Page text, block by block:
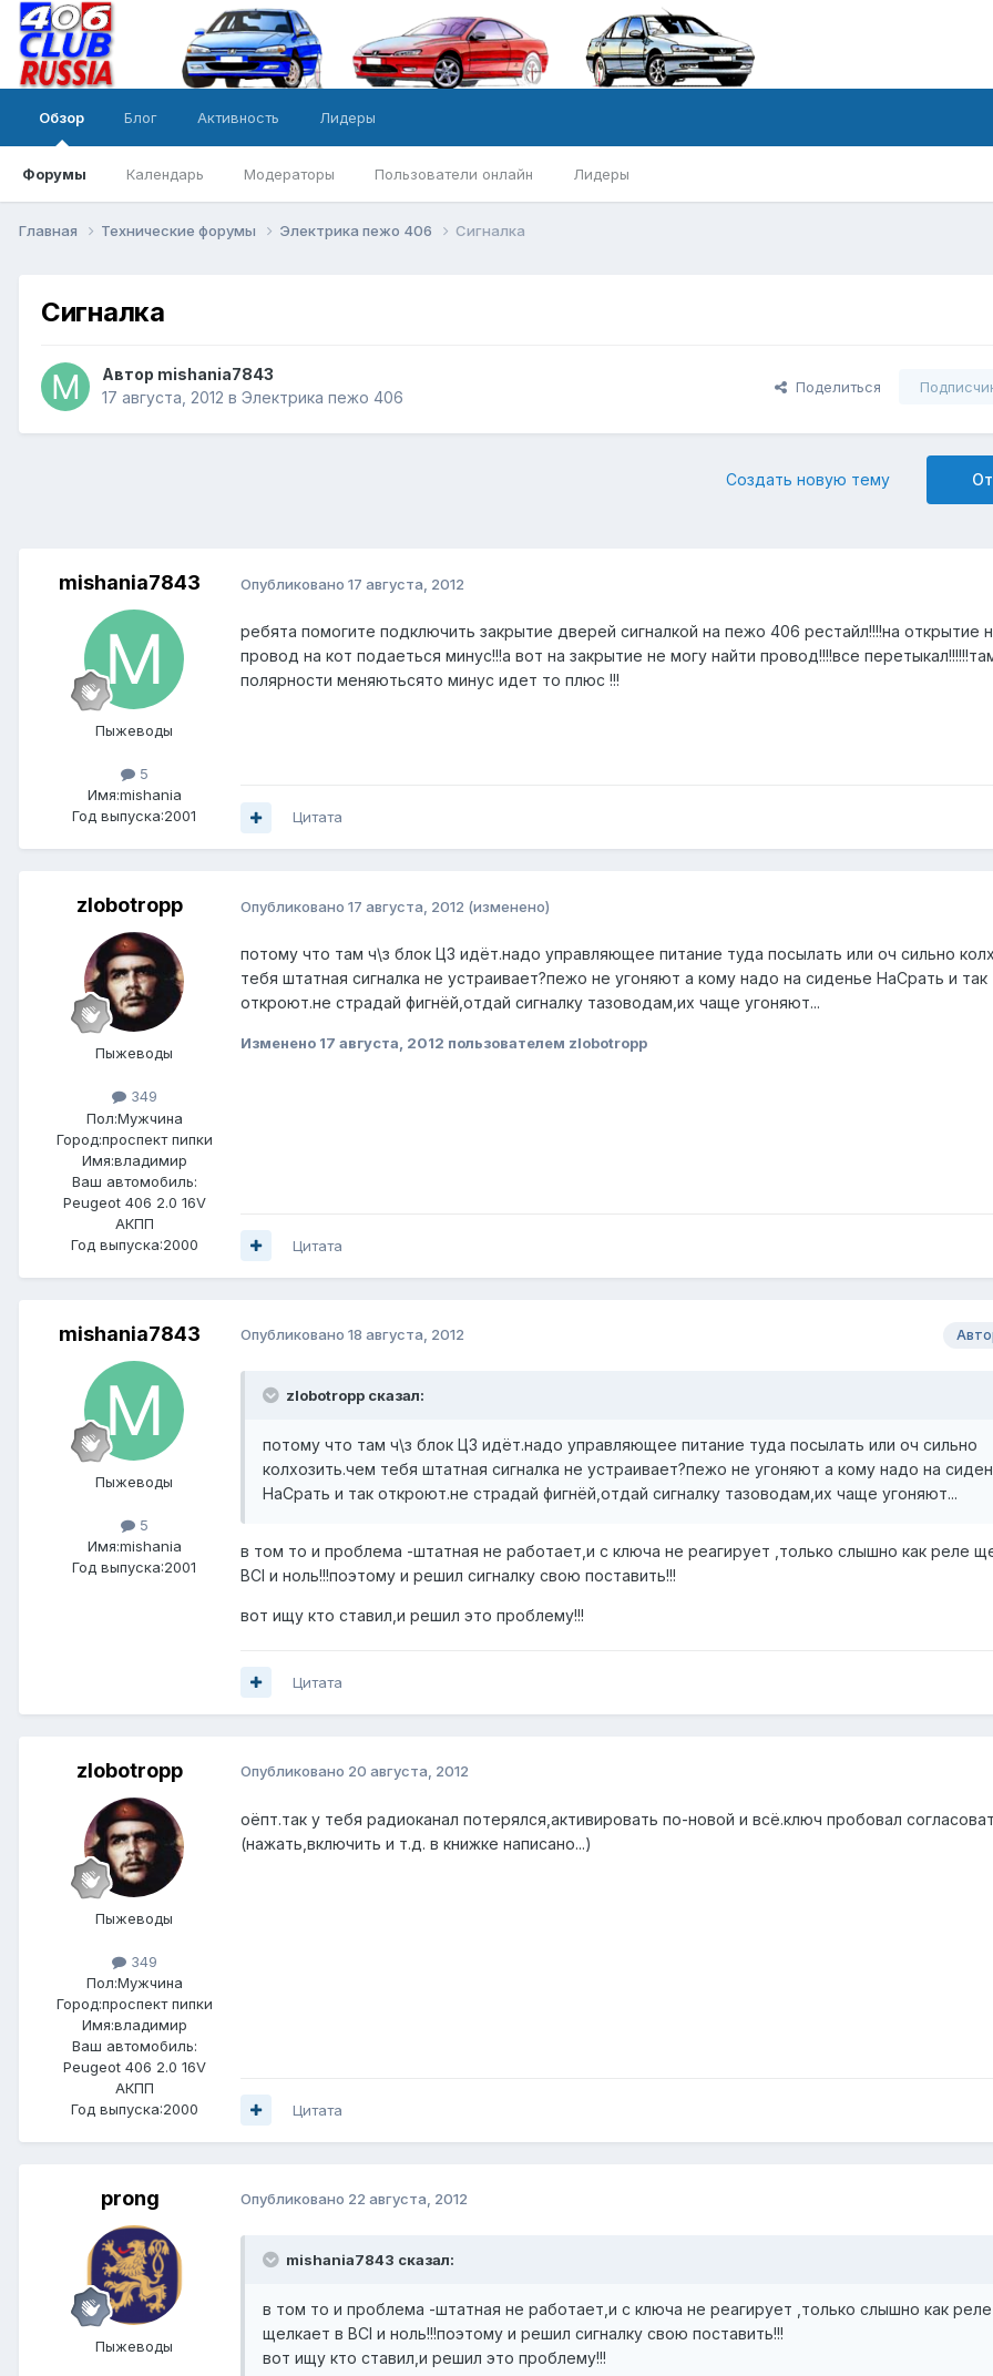
Обзор
Форумы Календарь Модераторы Пользователи онлайн Лидеры
Блог Активность Лидеры
Главная Технические форумы Электрика пежо 406 Сигналка
Сигналка
Автор mishania7843
17 августа, 2012 в Электрика пежо 406
Поделиться
Создать новую тему
mishania7843
Пыжеводы
5
Имя:mishania
Год выпуска:2001
Опубликовано 17 августа, 2012
ребята помогите подключить закрытие дверей сигналкой на пежо 406 рестайл!!!!на открытие
провод на кот подаеться минус!!!а вот на закрытие не могу найти провод!!!!все
полярности меняютьсято минус идет то плюс !!!
Цитата
zlobotropp
Пыжеводы
349
Пол:Мужчина
Город:проспект пипки
Имя:владимир
Ваш автомобиль:
Peugeot 406 2.0 16V
АКПП
Год выпуска:2000
Опубликовано 17 августа, 2012 (изменено)
потому что там ч\з блок ЦЗ идёт.надо управляющее питание туда посылать или оч сильно
тебя штатная сигналка не устраивает?пежо не угоняют а кому надо на сиденье НаСрать и так
откроют.не страдай фигнёй,отдай сигналку тазоводам,их чаще угоняют...
Изменено 17 августа, 2012 пользователем zlobotropp
Цитата
mishania7843
Пыжеводы
5
Имя:mishania
Год выпуска:2001
Опубликовано 18 августа, 2012
zlobotropp сказал:
потому что там ч\з блок ЦЗ идёт.надо управляющее питание туда посылать или оч сильно
колхозить.чем тебя штатная сигналка не устраивает?пежо не угоняют а кому надо на
НаСрать и так откроют.не страдай фигнёй,отдай сигналку тазоводам,их чаще угоняют...
в том то и проблема -штатная не работает,и с ключа не реагирует ,только слышно как реле
BCI и ноль!!!поэтому и решил сигналку свою поставить!!!
вот ищу кто ставил,и решил это проблему!!!
Цитата
zlobotropp
Пыжеводы
349
Пол:Мужчина
Город:проспект пипки
Имя:владимир
Ваш автомобиль:
Peugeot 406 2.0 16V
АКПП
Год выпуска:2000
Опубликовано 20 августа, 2012
оёпт.так у тебя радиоканал потерялся,активировать по-новой и всё.ключ пробовал
(нажать,включить и т.д. в книжке написано...)
Цитата
prong
Пыжеводы
Опубликовано 22 августа, 2012
mishania7843 сказал:
в том то и проблема -штатная не работает,и с ключа не реагирует ,только слышно как реле
щелкает в BCI и ноль!!!поэтому и решил сигналку свою поставить!!!
вот ищу кто ставил,и решил это проблему!!!